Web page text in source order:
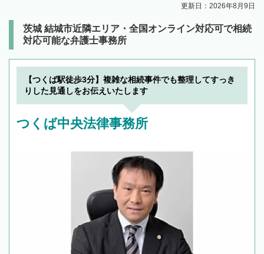
更新日：2026年8月9日
茨城 結城市近隣エリア・全国オンライン対応可で相続
対応可能な弁護士事務所
【つくば駅徒歩3分】複雑な相続事件でも整理してすっき
りした見通しをお伝えいたします
つくば中央法律事務所